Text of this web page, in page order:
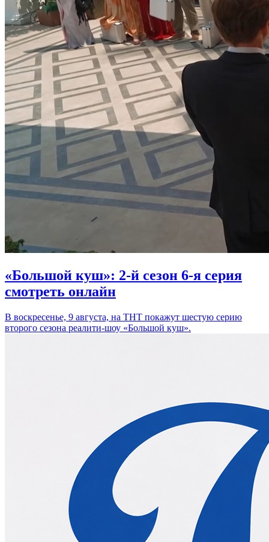
«Большой куш»: 2-й сезон 6-я серия
смотреть онлайн
В воскресенье, 9 августа, на ТНТ покажут шестую серию
второго сезона реалити-шоу «Большой куш».